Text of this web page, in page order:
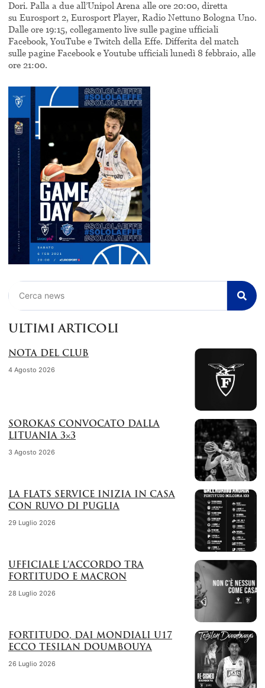
Dori. Palla a due all’Unipol Arena alle ore 20:00, diretta
su Eurosport 2, Eurosport Player, Radio Nettuno Bologna Uno.
Dalle ore 19:15, collegamento live sulle pagine ufficiali
Facebook, YouTube e Twitch della Effe. Differita del match
sulle pagine Facebook e Youtube ufficiali lunedì 8 febbraio, alle
ore 21:00.
ULTIMI ARTICOLI
NOTA DEL CLUB
4 Agosto 2026
SOROKAS CONVOCATO DALLA
LITUANIA 3×3
3 Agosto 2026
LA FLATS SERVICE INIZIA IN CASA
CON RUVO DI PUGLIA
29 Luglio 2026
UFFICIALE L’ACCORDO TRA
FORTITUDO E MACRON
28 Luglio 2026
FORTITUDO, DAI MONDIALI U17
ECCO TESILAN DOUMBOUYA
26 Luglio 2026